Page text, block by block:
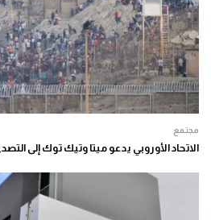
مجتمع
الاتحاد الأوروبي يدعو ميتا وتيك توك إلى